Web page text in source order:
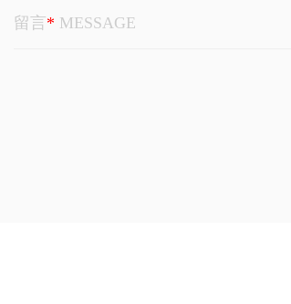
留言* MESSAGE